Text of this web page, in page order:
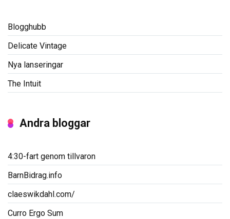
Blogghubb
Delicate Vintage
Nya lanseringar
The Intuit
Andra bloggar
4:30-fart genom tillvaron
BarnBidrag.info
claeswikdahl.com/
Curro Ergo Sum